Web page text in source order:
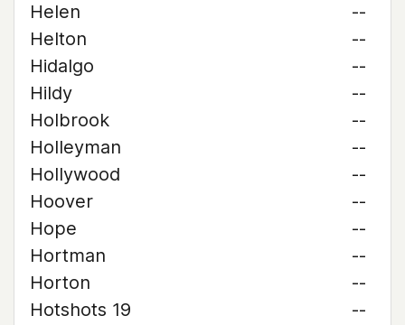
Helen
--
Helton
--
Hidalgo
--
Hildy
--
Holbrook
--
Holleyman
--
Hollywood
--
Hoover
--
Hope
--
Hortman
--
Horton
--
Hotshots 19
--